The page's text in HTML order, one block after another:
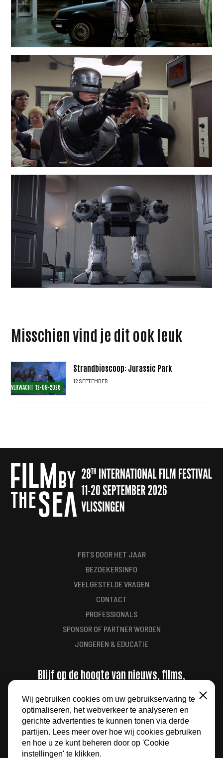
Misschien vind je dit ook leuk
VERWACHT 12-09-2026
Strandbioscoop: Jurassic Park
12 SEPTEMBER
FBTS DOOR HET JAAR
BEZOEKERSINFO
VEELGESTELDE VRAGEN
CONTACT
PROFESSIONALS
SPONSOR OF PARTNER WORDEN
JONGEREN & EDUCATIE
Blijf op de hoogte van nieuws, films,
AANMELDEN
Wij gebruiken cookies om uw gebruikservaring te
optimaliseren, het webverkeer te analyseren en
gerichte advertenties te kunnen tonen via derde
partijen. Lees meer over hoe wij cookies gebruiken
en hoe u ze kunt beheren door op 'Cookie
instellingen' te klikken.
Sluiten